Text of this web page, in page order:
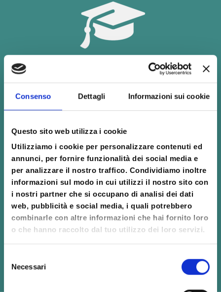
Consenso Dettagli Informazioni sui cookie
Questo sito web utilizza i cookie
Utilizziamo i cookie per personalizzare contenuti ed
annunci, per fornire funzionalità dei social media e
per analizzare il nostro traffico. Condividiamo inoltre
informazioni sul modo in cui utilizzi il nostro sito con
i nostri partner che si occupano di analisi dei dati
web, pubblicità e social media, i quali potrebbero
combinarle con altre informazioni che hai fornito loro
o che hanno raccolto dal tuo utilizzo dei loro servizi.
delNecessari
19-20 marzo
16-17 aprile
14-15 maggio
11-12 giugno
16-17 luglio
17-18 settembre